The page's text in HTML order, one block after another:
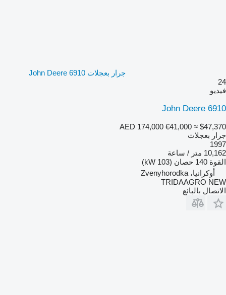
جرار بعجلات John Deere 6910
24
فيديو
John Deere 6910
AED 174,000 €41,000 ≈ $47,370
جرار بعجلات
1997
10,162 متر / ساعة
القوة 140 حصان (103 kW)
أوكرانيا، Zvenyhorodka
TRIDAAGRO NEW
الاتصال بالبائع